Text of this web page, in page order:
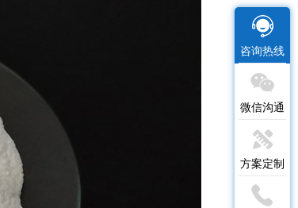
咨询热线
微信沟通
方案定制